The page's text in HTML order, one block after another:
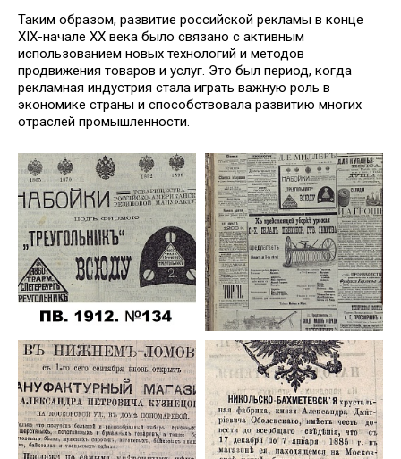
Таким образом, развитие российской рекламы в конце
XIX-начале XX века было связано с активным
использованием новых технологий и методов
продвижения товаров и услуг. Это был период, когда
рекламная индустрия стала играть важную роль в
экономике страны и способствовала развитию многих
отраслей промышленности.